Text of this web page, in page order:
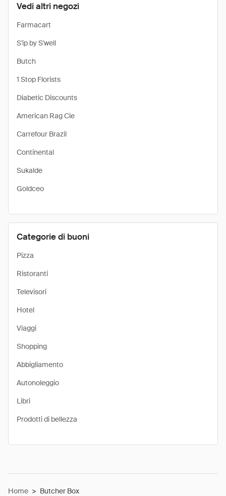
Vedi altri negozi
Farmacart
S'ip by S'well
Butch
1 Stop Florists
Diabetic Discounts
American Rag Cie
Carrefour Brazil
Continental
Sukalde
Goldceo
Categorie di buoni
Pizza
Ristoranti
Televisori
Hotel
Viaggi
Shopping
Abbigliamento
Autonoleggio
Libri
Prodotti di bellezza
Home > Butcher Box